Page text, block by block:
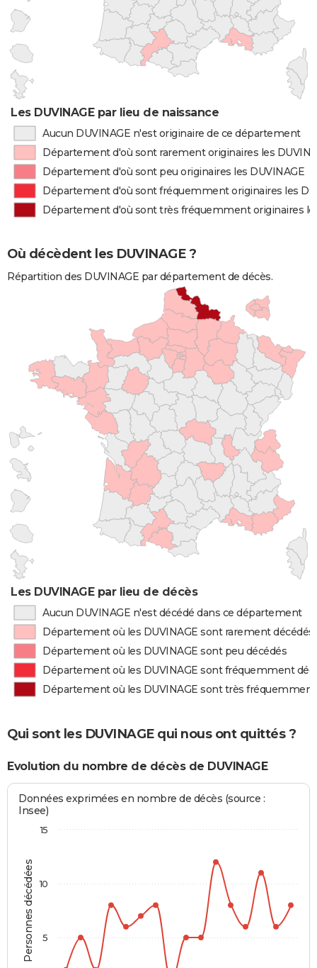
Les DUVINAGE par lieu de naissance
Aucun DUVINAGE n'est originaire de ce département
Département d'où sont rarement originaires les
Département d'où sont peu originaires les DUVINAGE
Département d'où sont fréquemment originaires les
Département d'où sont très fréquemment originaires
Où décèdent les DUVINAGE ?
Répartition des DUVINAGE par département de décès.
Les DUVINAGE par lieu de décès
Aucun DUVINAGE n'est décédé dans ce département
Département où les DUVINAGE sont rarement décédés
Département où les DUVINAGE sont peu décédés
Département où les DUVINAGE sont fréquemment
Département où les DUVINAGE sont très
Qui sont les DUVINAGE qui nous ont quittés ?
Evolution du nombre de décès de DUVINAGE
Personnes décédées
Données exprimées en nombre de décès (source :
Insee)
5
10
15